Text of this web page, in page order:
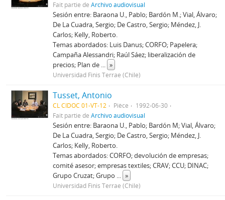
Fait partie deArchivo audiovisual
Sesión entre: Baraona U., Pablo; Bardón M.; Vial, Álvaro;
De La Cuadra, Sergio; De Castro, Sergio; Méndez, J.
Carlos; Kelly, Roberto.
Temas abordados: Luis Danus; CORFO; Papelera;
Campaña Alessandri; Raúl Sáez; liberalización de
precios; Plan de ... »
Universidad Finis Terrae (Chile)
Tusset, Antonio
CL CIDOC 01-VT-12 Pièce
1992-06-30
Fait partie deArchivo audiovisual
Sesión entre: Baraona U., Pablo; Bardón M; Vial, Álvaro;
De La Cuadra, Sergio; De Castro, Sergio; Méndez, J.
Carlos; Kelly, Roberto.
Temas abordados: CORFO; devolución de empresas;
comité asesor; empresas textiles; CRAV; CCU; DINAC;
Grupo Cruzat; Grupo ... »
Universidad Finis Terrae (Chile)